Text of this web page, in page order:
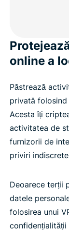
Samsung
online a
Păstrează
privată folosind
Acesta îți
activitatea de
furnizorii de
priviri
Deoarece terții
datele
folosirea unui
confidențialității